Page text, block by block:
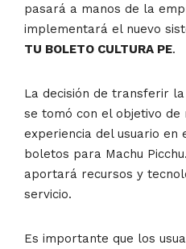
pasará a manos de la
implementará el nuevo
TU BOLETO CULTURA PE.
La decisión de transferir
se tomó con el objetivo
experiencia del usuario
boletos para Machu
aportará recursos y
servicio.
Es importante que los